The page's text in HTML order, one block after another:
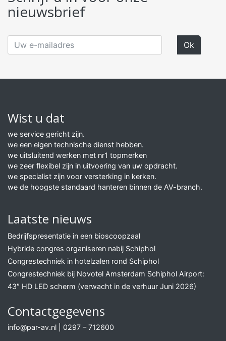
nieuwsbrief
Wist u dat
we service gericht zijn.
we een eigen technische dienst hebben.
we uitsluitend werken met nr1 topmerken
we zeer flexibel zijn in uitvoering van uw opdracht.
we specialist zijn voor versterking in kerken.
we de hoogste standaard hanteren binnen de AV-branch.
Laatste nieuws
Bedrijfspresentatie in een bioscoopzaal
Hybride congres organiseren nabij Schiphol
Congrestechniek in hotelzalen rond Schiphol
Congrestechniek bij Novotel Amsterdam Schiphol Airport:
43″ HD LED scherm (verwacht in de verhuur Juni 2026)
Contactgegevens
info@par-av.nl 0297 – 712600